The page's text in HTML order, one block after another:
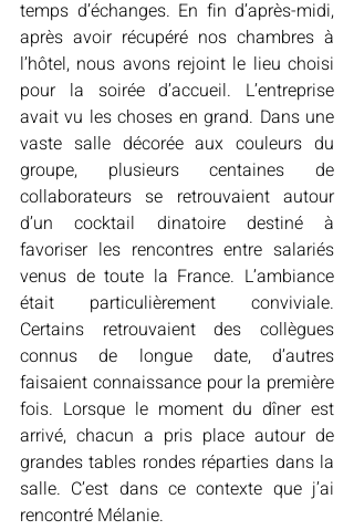
temps d’échanges. En fin d’après-midi,
après avoir récupéré nos chambres à
l’hôtel, nous avons rejoint le lieu choisi
pour la soirée d’accueil. L’entreprise
avait vu les choses en grand. Dans une
vaste salle décorée aux couleurs du
groupe, plusieurs centaines de
collaborateurs se retrouvaient autour
d’un cocktail dinatoire destiné à
favoriser les rencontres entre salariés
venus de toute la France. L’ambiance
était particulièrement conviviale.
Certains retrouvaient des collègues
connus de longue date, d’autres
faisaient connaissance pour la première
fois. Lorsque le moment du dîner est
arrivé, chacun a pris place autour de
grandes tables rondes réparties dans la
salle. C’est dans ce contexte que j’ai
rencontré Mélanie.